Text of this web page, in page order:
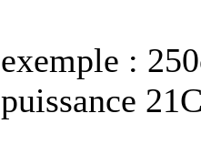
exemple :
puissance